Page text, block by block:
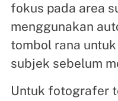
fokus pada area
menggunakan
tombol rana
subjek sebelum
Untuk fotografer